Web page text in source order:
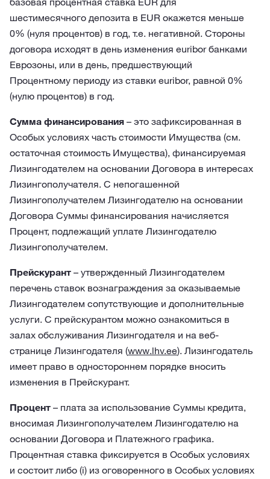
шестимесячного депозита в EUR окажется меньше
0% (нуля процентов) в год, т.е. негативной. Стороны
договора исходят в день изменения euribor банками
Еврозоны, или в день, предшествующий
Процентному периоду из ставки euribor, равной 0%
(нулю процентов) в год.
Сумма финансирования – это зафиксированная в
Особых условиях часть стоимости Имущества (см.
остаточная стоимость Имущества), финансируемая
Лизингодателем на основании Договора в интересах
Лизингополучателя. С непогашенной
Лизингополучателем Лизингодателю на основании
Договора Суммы финансирования начисляется
Процент, подлежащий уплате Лизингодателю
Лизингополучателем.
Прейскурант – утвержденный Лизингодателем
перечень ставок вознаграждения за оказываемые
Лизингодателем сопутствующие и дополнительные
услуги. С прейскурантом можно ознакомиться в
залах обслуживания Лизингодателя и на веб-
странице Лизингодателя (www.lhv.ee). Лизингодатель
имеет право в одностороннем порядке вносить
изменения в Прейскурант.
Процент – плата за использование Суммы кредита,
вносимая Лизингополучателем Лизингодателю на
основании Договора и Платежного графика.
Процентная ставка фиксируется в Особых условиях
и состоит либо (i) из оговоренного в Особых условиях